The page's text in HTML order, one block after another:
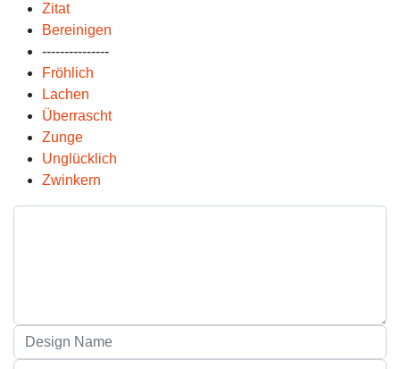
Zitat
Bereinigen
---------------
Fröhlich
Lachen
Überrascht
Zunge
Unglücklich
Zwinkern